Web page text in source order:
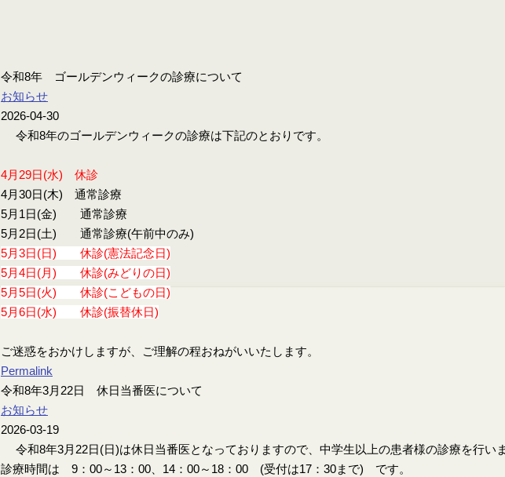
令和8年 ゴールデンウィークの診療について
お知らせ
2026-04-30
令和8年のゴールデンウィークの診療は下記のとおりです。
4月29日(水) 休診
4月30日(木) 通常診療
5月1日(金) 通常診療
5月2日(土) 通常診療(午前中のみ)
5月3日(日) 休診(憲法記念日)
5月4日(月) 休診(みどりの日)
5月5日(火) 休診(こどもの日)
5月6日(水) 休診(振替休日)
ご迷惑をおかけしますが、ご理解の程おねがいいたします。
Permalink
令和8年3月22日 休日当番医について
お知らせ
2026-03-19
令和8年3月22日(日)は休日当番医となっておりますので、中学生以上の患者様の診療を行いま
診療時間は 9：00～13：00、14：00～18：00 (受付は17：30まで) です。